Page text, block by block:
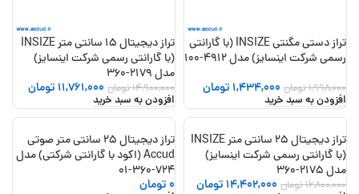
تراز دستی مگنتی INSIZE (با گارانتی
رسمی شرکت اینسایز) مدل 4912-100
1,998,000تومان 1,434,000 تومان
افزودن به سبد خرید
تراز دیجیتال 15 سانتی متر INSIZE
(با گارانتی رسمی شرکت اینسایز)
مدل 2179-360
14,900,000تومان 11,761,000 تومان
افزودن به سبد خرید
-14%
تراز دیجیتال 25 سانتی متر INSIZE
(با گارانتی رسمی شرکت اینسایز)
مدل 2175-360
16,800,000تومان 14,402,000 تومان
تراز دیجیتال 25 سانتی متر صوتی
Accud (اکود با گارانتی شرکتی) مدل
724-360-01
0تومان